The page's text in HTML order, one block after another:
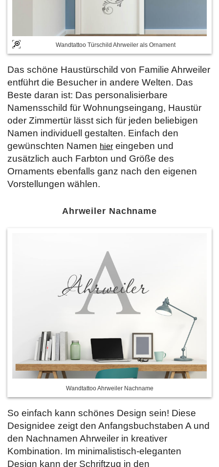
Wandtattoo Türschild Ahrweiler als Ornament
Das schöne Haustürschild von Familie Ahrweiler
entführt die Besucher in andere Welten. Das
Beste daran ist: Das personalisierbare
Namensschild für Wohnungseingang, Haustür
oder Zimmertür lässt sich für jeden beliebigen
Namen individuell gestalten. Einfach den
gewünschten Namen hier eingeben und
zusätzlich auch Farbton und Größe des
Ornaments ebenfalls ganz nach den eigenen
Vorstellungen wählen.
Ahrweiler Nachname
Wandtattoo Ahrweiler Nachname
So einfach kann schönes Design sein! Diese
Designidee zeigt den Anfangsbuchstaben A und
den Nachnamen Ahrweiler in kreativer
Kombination. Im minimalistisch-eleganten
Design kann der Schriftzug in den